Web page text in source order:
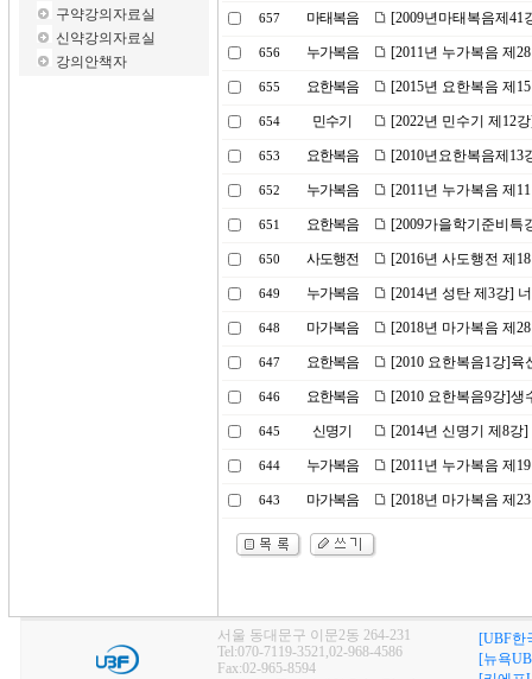
구약강의자료실
신약강의자료실
강의안책자
657 마태복음 [2009년마태복음제
656 누가복음 [2011년 누가복음 제
655 요한복음 [2015년 요한복음 제
654 민수기 [2022년 민수기 제12
653 요한복음 [2010년요한복음제13
652 누가복음 [2011년 누가복음 제
651 요한복음 [2009가을학기준비특
650 사도행전 [2016년 사도행전 제
649 누가복음 [2014년 성탄 제3강]
648 마가복음 [2018년 마가복음 제
647 요한복음 [2010 요한복음1강]육
646 요한복음 [2010 요한복음9강]생
645 신명기 [2014년 신명기 제8강
644 누가복음 [2011년 누가복음 제
643 마가복음 [2018년 마가복음 제
서울 동대문구 이문2동 264-231
Tel:070-7119-3521,02-968-4586
Fax:02-965-8594
[UBF한
[뉴욕